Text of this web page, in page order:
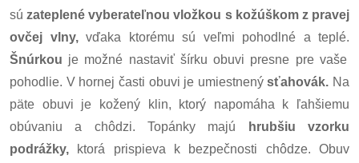
súzateplené vyberateľnou vložkou s kožúškom z pravej
ovčej vlny,vďaka ktorému sú veľmi pohodlné a teplé.
Šnúrkou je možné nastaviť šírku obuvi presne pre vaše
pohodlie. V hornej časti obuvi je umiestnenýsťahovák. Na
päte obuvi je kožený klin, ktorý napomáha k ľahšiemu
obúvaniu a chôdzi. Topánky majú
hrubšiu vzorku
podrážky, ktorá prispieva k bezpečnosti chôdze. Obuv